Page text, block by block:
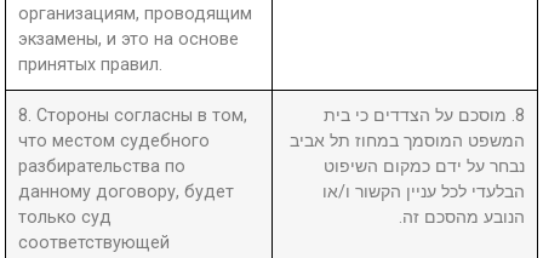
организациям, проводящим
экзамены, и это на основе
принятых правил.
8. Стороны согласны в том,
что местом судебного
разбирательства по
данному договору, будет
только суд
соответствующей
8. מוסכם על הצדדים כי בית
המשפט המוסמך במחוז תל אביב
נבחר על ידם כמקום השיפוט
הבלעדי לכל עניין הקשור ו/או
הנובע מהסכם זה.